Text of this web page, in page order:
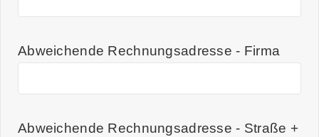
Abweichende Rechnungsadresse - Firma
Abweichende Rechnungsadresse - Straße +